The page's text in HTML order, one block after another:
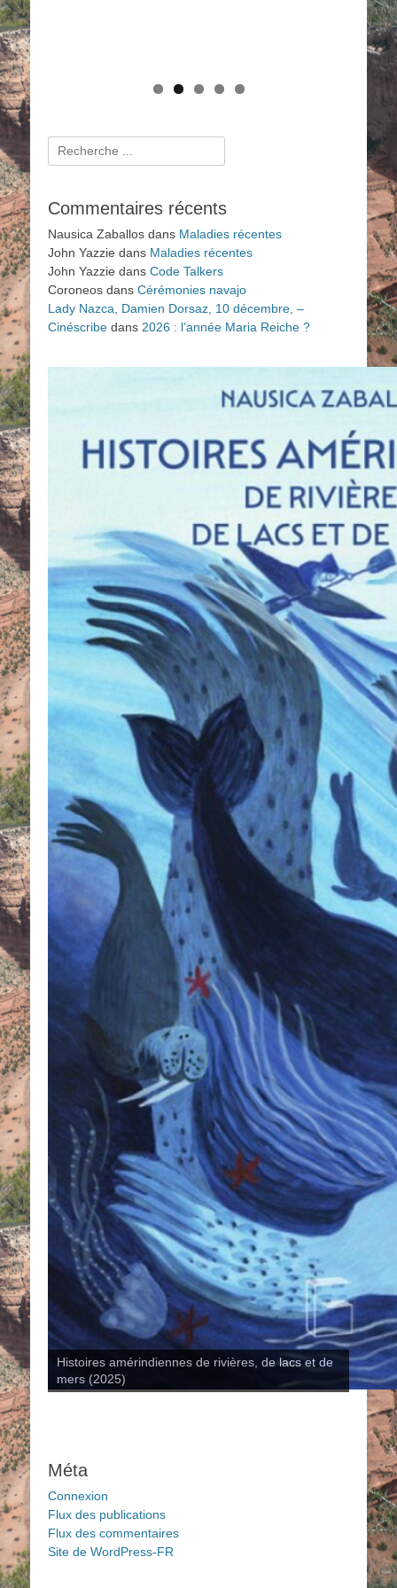
Rechercher :
Commentaires récents
Nausica Zaballos dans Maladies récentes
John Yazzie dans Maladies récentes
John Yazzie dans Code Talkers
Coroneos dans Cérémonies navajo
Lady Nazca, Damien Dorsaz, 10 décembre, –
Cinéscribe dans 2026 : l’année Maria Reiche ?
Histoires amérindiennes de rivières, de lacs et de
mers (2025)
Méta
Connexion
Flux des publications
Flux des commentaires
Site de WordPress-FR